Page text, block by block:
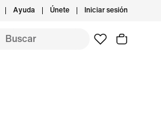
Ayuda Únete Iniciar sesión